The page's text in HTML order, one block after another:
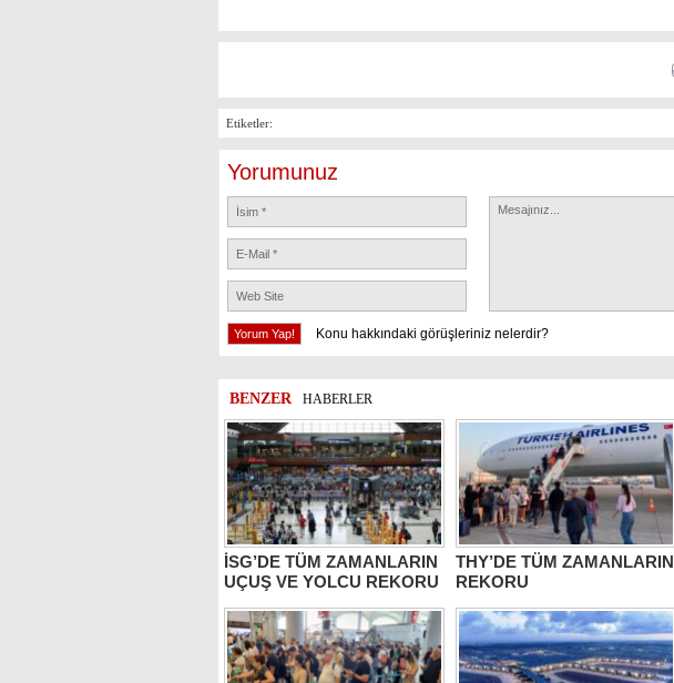
Etiketler:
Yorumunuz
Konu hakkındaki görüşleriniz nelerdir?
BENZER HABERLER
İSG’DE TÜM ZAMANLARIN
UÇUŞ VE YOLCU REKORU
THY’DE TÜM ZAMANLARIN
REKORU